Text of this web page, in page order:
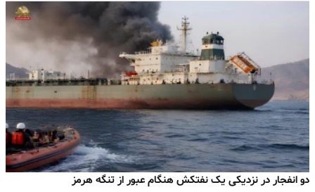
دو انفجار در نزدیکی یک نفتکش هنگام عبور از تنگه هرمز